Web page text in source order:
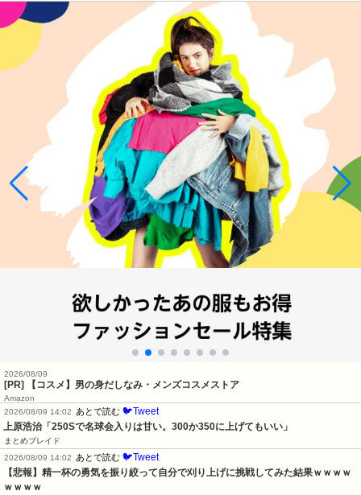
2026/08/09
[PR] 【コスメ】男の身だしなみ・メンズコスメストア
Amazon
2026/08/09 14:02
あとで読む 🐦Tweet
上原浩治「250Sで名球会入りは甘い。300か350に上げてもいい」
まとめブレイド
2026/08/09 14:02
あとで読む 🐦Tweet
【悲報】精一杯の勇気を振り絞って自分で刈り上げに挑戦してみた結果ｗｗｗｗ
ｗｗｗｗ